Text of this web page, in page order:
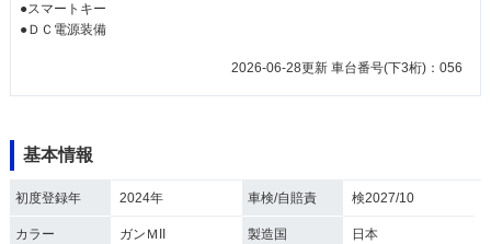
●スマートキー
●ＤＣ電源装備
2026-06-28更新 車台番号(下3桁)：056
基本情報
初度登録年 2024年 車検/自賠責 検2027/10
カラー ガンＭII 製造国 日本